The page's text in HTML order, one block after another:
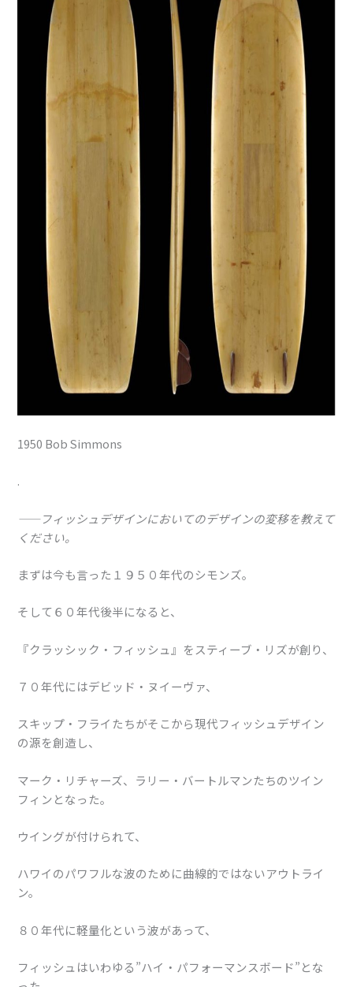
1950 Bob Simmons
.
——フィッシュデザインにおいてのデザインの変移を教えて
ください。
まずは今も言った１９５０年代のシモンズ。
そして６０年代後半になると、
『クラッシック・フィッシュ』をスティーブ・リズが創り、
７０年代にはデビッド・ヌイーヴァ、
スキップ・フライたちがそこから現代フィッシュデザイン
の源を創造し、
マーク・リチャーズ、ラリー・バートルマンたちのツイン
フィンとなった。
ウイングが付けられて、
ハワイのパワフルな波のために曲線的ではないアウトライ
ン。
８０年代に軽量化という波があって、
フィッシュはいわゆる”ハイ・パフォーマンスボード”とな